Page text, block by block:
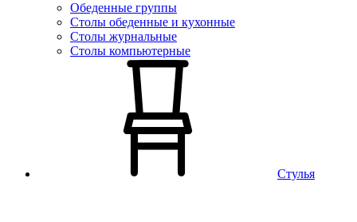
Обеденные группы
Столы обеденные и кухонные
Столы журнальные
Столы компьютерные
Стулья